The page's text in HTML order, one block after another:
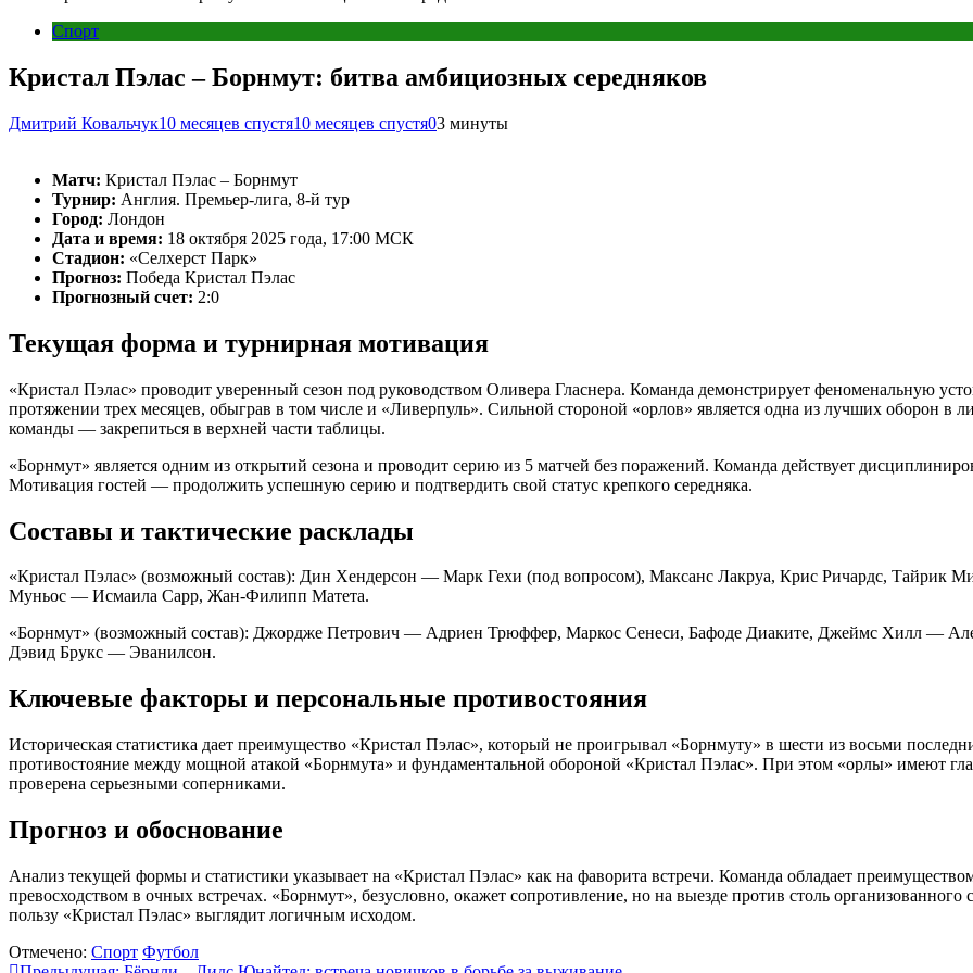
Спорт
Кристал Пэлас – Борнмут: битва амбициозных середняков
Дмитрий Ковальчук10 месяцев спустя10 месяцев спустя03 минуты
Матч: Кристал Пэлас – Борнмут
Турнир: Англия. Премьер-лига, 8-й тур
Город: Лондон
Дата и время: 18 октября 2025 года, 17:00 МСК
Стадион: «Селхерст Парк»
Прогноз: Победа Кристал Пэлас
Прогнозный счет: 2:0
Текущая форма и турнирная мотивация
«Кристал Пэлас» проводит уверенный сезон под руководством Оливера Гласнера. Команда демонстрирует феноменальную
протяжении трех месяцев, обыграв в том числе и «Ливерпуль». Сильной стороной «орлов» является одна из лучших оборон в
команды — закрепиться в верхней части таблицы.
«Борнмут» является одним из открытий сезона и проводит серию из 5 матчей без поражений. Команда действует
Мотивация гостей — продолжить успешную серию и подтвердить свой статус крепкого середняка.
Составы и тактические расклады
«Кристал Пэлас» (возможный состав): Дин Хендерсон — Марк Гехи (под вопросом), Максанс Лакруа, Крис Ричардс,
Муньос — Исмаила Сарр, Жан-Филипп Матета.
«Борнмут» (возможный состав): Джордже Петрович — Адриен Трюффер, Маркос Сенеси, Бафоде Диаките, Джеймс Хилл —
Дэвид Брукс — Эванилсон.
Ключевые факторы и персональные противостояния
Историческая статистика дает преимущество «Кристал Пэлас», который не проигрывал «Борнмуту» в шести из восьми
противостояние между мощной атакой «Борнмута» и фундаментальной обороной «Кристал Пэлас». При этом «орлы» имеют
проверена серьезными соперниками.
Прогноз и обоснование
Анализ текущей формы и статистики указывает на «Кристал Пэлас» как на фаворита встречи. Команда обладает
превосходством в очных встречах. «Борнмут», безусловно, окажет сопротивление, но на выезде против столь
пользу «Кристал Пэлас» выглядит логичным исходом.
Отмечено: Спорт Футбол